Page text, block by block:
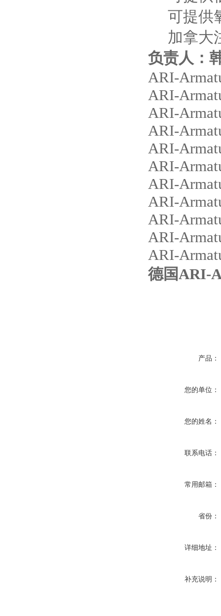
可提供
加拿大
负责人：
ARI-
ARI-
ARI-
ARI-
ARI-
ARI-
ARI-
ARI-
ARI-
ARI-
ARI-
德国ARI-
产品：
您的单位：
您的姓名：
联系电话：
常用邮箱：
省份：
详细地址：
补充说明：